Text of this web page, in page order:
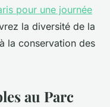
pour une journée
la diversité de la
la conservation des
au Parc